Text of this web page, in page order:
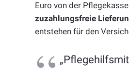
Euro von der
zuzahlungsfreie
entstehen für den